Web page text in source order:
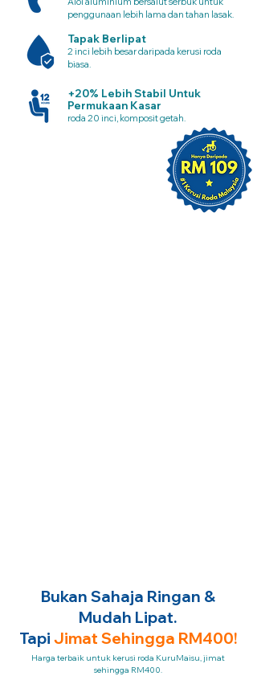
penggunaan lebih lama dan tahan lasak.
Tapak Berlipat
2 inci lebih besar daripada kerusi roda
biasa.
+20% Lebih Stabil Untuk
Permukaan Kasar
roda 20 inci, komposit getah.
Bukan Sahaja Ringan &
Mudah Lipat.
Tapi Jimat Sehingga RM400!
Harga terbaik untuk kerusi roda KuruMaisu, jimat
sehingga RM400.